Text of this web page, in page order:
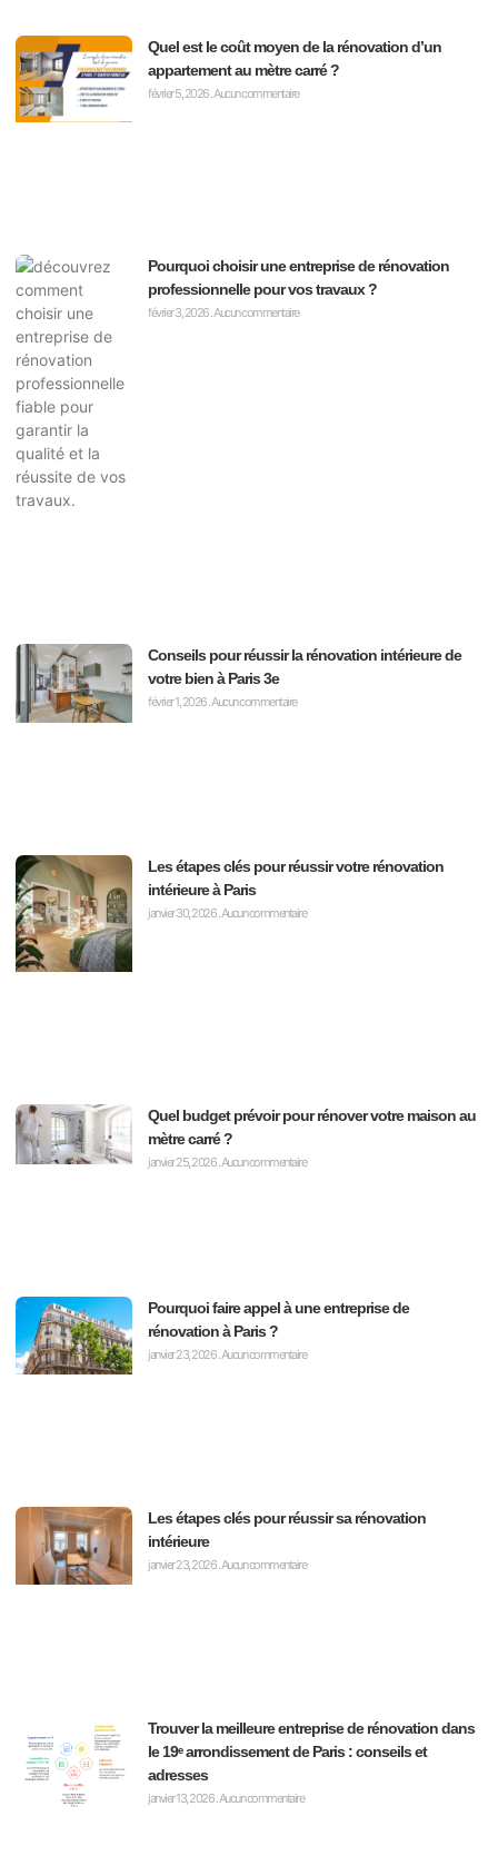
Quel est le coût moyen de la rénovation d’un
appartement au mètre carré ?
février 5, 2026 Aucun commentaire
Pourquoi choisir une entreprise de rénovation
professionnelle pour vos travaux ?
février 3, 2026Aucun commentaire
Conseils pour réussir la rénovation intérieure de
votre bien à Paris 3e
février 1, 2026Aucun commentaire
Les étapes clés pour réussir votre rénovation
intérieure à Paris
janvier 30, 2026Aucun commentaire
Quel budget prévoir pour rénover votre maison au
mètre carré ?
janvier 25, 2026Aucun commentaire
Pourquoi faire appel à une entreprise de
rénovation à Paris ?
janvier 23, 2026Aucun commentaire
Les étapes clés pour réussir sa rénovation
intérieure
janvier 23, 2026Aucun commentaire
Trouver la meilleure entreprise de rénovation dans
le 19ᵉ arrondissement de Paris : conseils et
adresses
janvier 13, 2026Aucun commentaire